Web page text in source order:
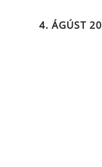
4. ÁGÚST